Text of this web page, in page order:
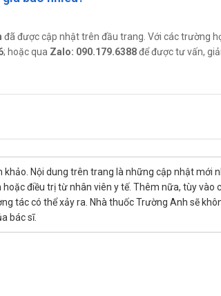
chỉnh liều theo nhu cầu và đáp ứng của từng
đạt liều tối đa và phải theo dõi các phản ứng
đã được cập nhật trên đầu trang. Với các trường
; hoặc qua Zalo: 090.179.6388để được tư vấn,
Nội dung trên trang là những cập nhật mới
điều trị từ nhân viên y tế. Thêm nữa, tùy vào
tác có thể xảy ra. Nhà thuốc Trường Anh sẽ
bác sĩ.